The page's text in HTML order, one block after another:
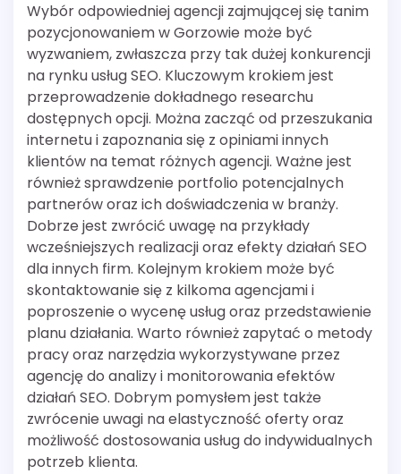
Wybór odpowiedniej agencji zajmującej się tanim
pozycjonowaniem w Gorzowie może być
wyzwaniem, zwłaszcza przy tak dużej konkurencji
na rynku usług SEO. Kluczowym krokiem jest
przeprowadzenie dokładnego researchu
dostępnych opcji. Można zacząć od przeszukania
internetu i zapoznania się z opiniami innych
klientów na temat różnych agencji. Ważne jest
również sprawdzenie portfolio potencjalnych
partnerów oraz ich doświadczenia w branży.
Dobrze jest zwrócić uwagę na przykłady
wcześniejszych realizacji oraz efekty działań SEO
dla innych firm. Kolejnym krokiem może być
skontaktowanie się z kilkoma agencjami i
poproszenie o wycenę usług oraz przedstawienie
planu działania. Warto również zapytać o metody
pracy oraz narzędzia wykorzystywane przez
agencję do analizy i monitorowania efektów
działań SEO. Dobrym pomysłem jest także
zwrócenie uwagi na elastyczność oferty oraz
możliwość dostosowania usług do indywidualnych
potrzeb klienta.